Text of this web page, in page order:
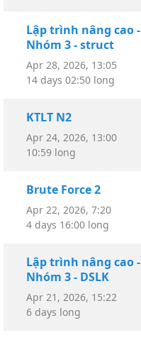
Lập trình nâng cao -
Nhóm 3 - struct
Apr 28, 2026, 13:05
14 days 02:50 long
KTLT N2
Apr 24, 2026, 13:00
10:59 long
Brute Force 2
Apr 22, 2026, 7:20
4 days 16:00 long
Lập trình nâng cao -
Nhóm 3 - DSLK
Apr 21, 2026, 15:22
6 days long